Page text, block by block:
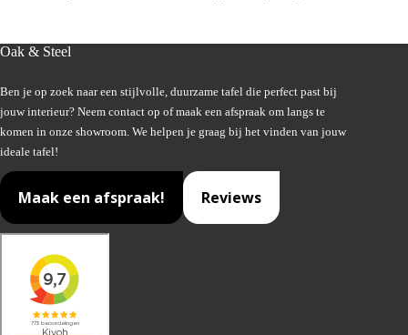
Oak & Steel
Ben je op zoek naar een stijlvolle, duurzame tafel die perfect past bij
jouw interieur? Neem contact op of maak een afspraak om langs te
komen in onze showroom. We helpen je graag bij het vinden van jouw
ideale tafel!
Maak een afspraak! Reviews